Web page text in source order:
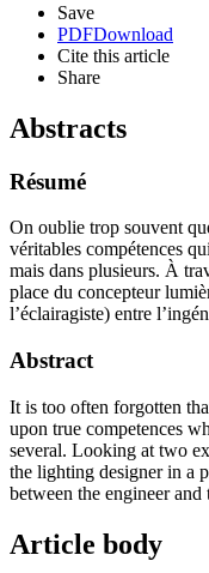
Save
PDFDownload
Cite this article
Share
Abstracts
Résumé
On oublie trop souvent
véritables compétences
mais dans plusieurs. À
place du concepteur
l’éclairagiste) entre
Abstract
It is too often forgotten
upon true competences
several. Looking at two
the lighting designer in a
between the engineer and
Article body